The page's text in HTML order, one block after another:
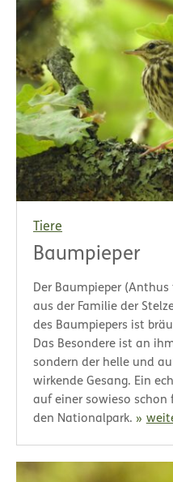
Tiere
Baumpieper
Der Baumpieper
aus der Familie der
des Baumpiepers ist
Das Besondere ist an
sondern der helle und
wirkende Gesang. Ein
auf einer sowieso schon
den Nationalpark.